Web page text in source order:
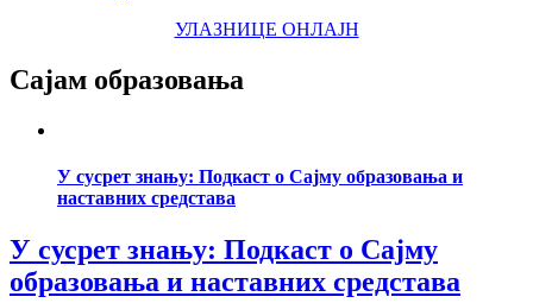
УЛАЗНИЦЕ ОНЛАЈН
Сајам образовања
У сусрет знању: Подкаст о Сајму образовања и
наставних средстава
У сусрет знању: Подкаст о Сајму
образовања и наставних средстава